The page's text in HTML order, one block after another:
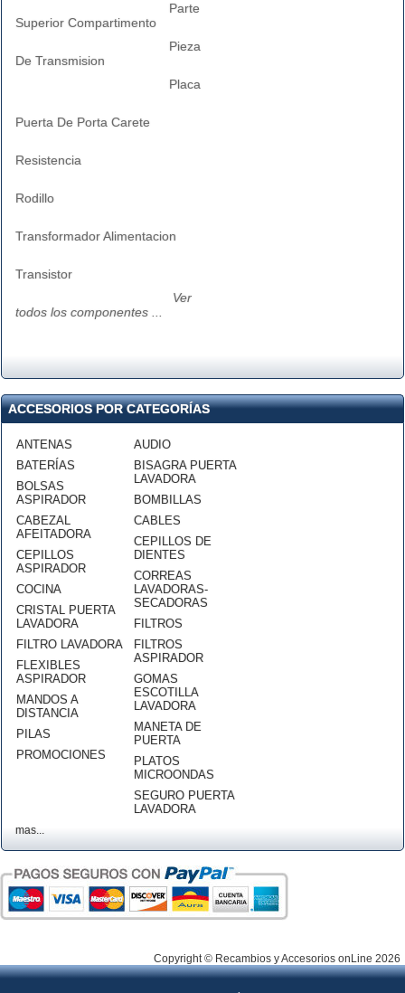
Parte
Superior Compartimento
Pieza
De Transmision
Placa
Puerta De Porta Carete
Resistencia
Rodillo
Transformador Alimentacion
Transistor
Ver
todos los componentes ...
ACCESORIOS POR CATEGORÍAS
ANTENAS
BATERÍAS
BOLSAS
ASPIRADOR
CABEZAL
AFEITADORA
CEPILLOS
ASPIRADOR
COCINA
CRISTAL PUERTA
LAVADORA
FILTRO LAVADORA
FLEXIBLES
ASPIRADOR
MANDOS A
DISTANCIA
PILAS
PROMOCIONES
AUDIO
BISAGRA PUERTA
LAVADORA
BOMBILLAS
CABLES
CEPILLOS DE
DIENTES
CORREAS
LAVADORAS-
SECADORAS
FILTROS
FILTROS
ASPIRADOR
GOMAS
ESCOTILLA
LAVADORA
MANETA DE
PUERTA
PLATOS
MICROONDAS
SEGURO PUERTA
LAVADORA
mas...
Copyright © Recambios y Accesorios onLine 2026